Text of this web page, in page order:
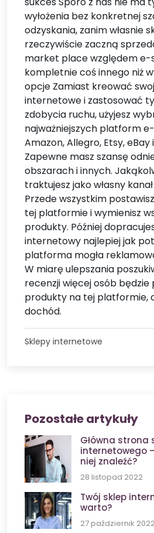
Sklepy internetowe
Pozostałe artykuły
Główna strona
internetowego
niej znaleźć?
28 listopad 2022
Twój sklep
warto?
27 październik